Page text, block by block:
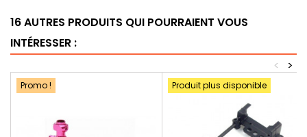
16 AUTRES PRODUITS QUI POURRAIENT VOUS
INTÉRESSER :
>
<
Promo ! Produit plus disponible